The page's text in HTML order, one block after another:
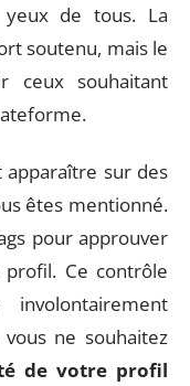
yeux de tous. La
soutenu, mais le
ceux souhaitant
sur des
êtes mentionné.
pour approuver
Ce contrôle
ne souhaitez
de votre profil